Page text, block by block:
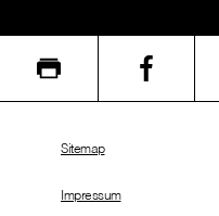
Sitemap
Impressum